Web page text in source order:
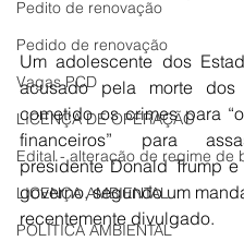
Pedito de renovação
Pedido de renovação
Vagas PCD
LICENÇA DE OPERAÇÃO
Edital - alteração de regime de
LICENÇA AMBIENTAL
POLÍTICA AMBIENTAL
Um adolescente dos
acusado pela morte
cometido os crimes para
financeiros” para
presidente Donald Trump
governo, segundo um
recentemente divulgado.